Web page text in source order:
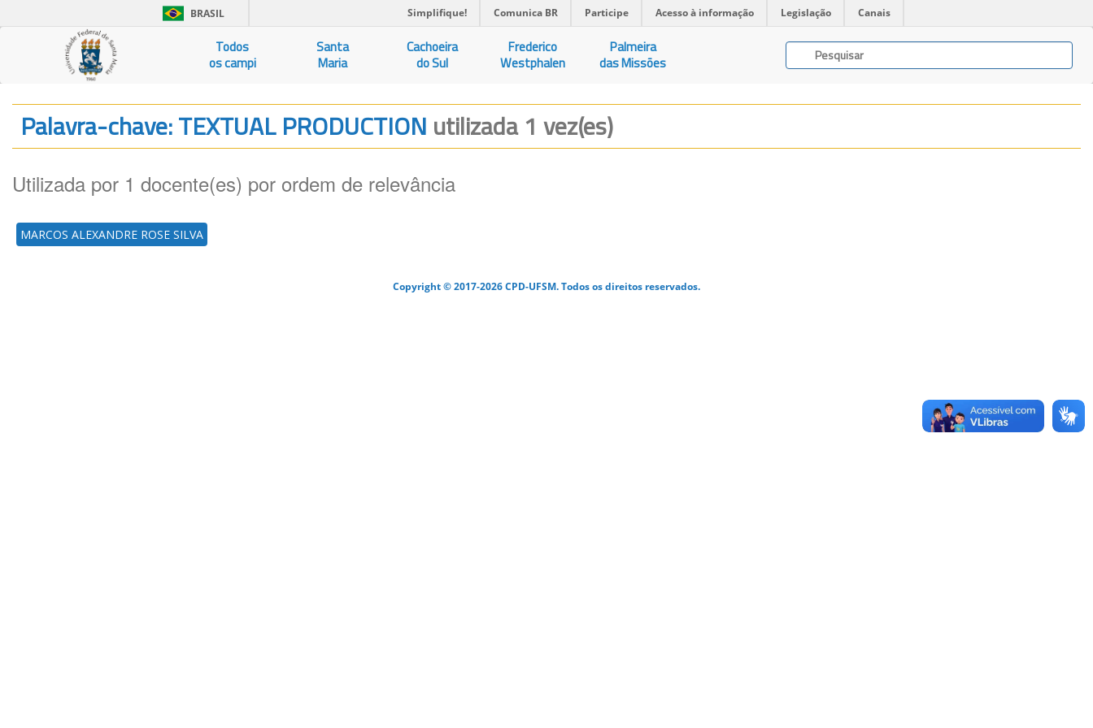
BRASIL Simplifique! Comunica BR Participe Acesso à informação Legislação Canais
Todos
os campi
Santa
Maria
Cachoeira
do Sul
Frederico
Westphalen
Palmeira
das Missões
Palavra-chave: TEXTUAL PRODUCTION utilizada 1 vez(es)
Utilizada por 1 docente(es) por ordem de relevância
MARCOS ALEXANDRE ROSE SILVA
Copyright © 2017-2026 CPD-UFSM. Todos os direitos reservados.